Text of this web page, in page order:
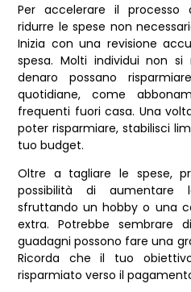
Per accelerare il
ridurre le spese non
Inizia con una revisione
spesa. Molti individui non
denaro possano
quotidiane, come
frequenti fuori casa. Una
poter risparmiare, stabilisci
tuo budget.
Oltre a tagliare le spese,
possibilità di
sfruttando un hobby o una
extra. Potrebbe sembrare
guadagni possono fare una
Ricorda che il tuo
risparmiato verso il